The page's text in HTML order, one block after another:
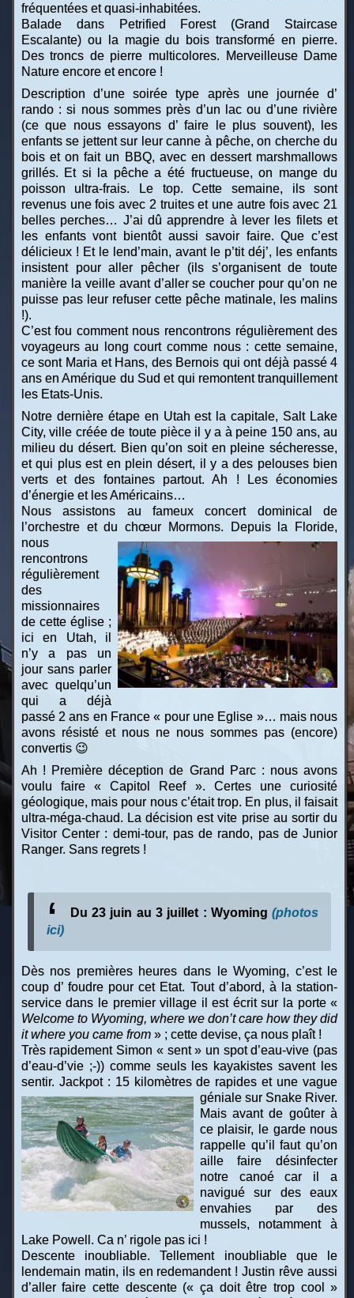
fréquentées et quasi-inhabitées.
Balade dans Petrified Forest (Grand Staircase
Escalante) ou la magie du bois transformé en pierre.
Des troncs de pierre multicolores. Merveilleuse Dame
Nature encore et encore !
Description d’une soirée type après une journée d’
rando : si nous sommes près d’un lac ou d’une rivière
(ce que nous essayons d’ faire le plus souvent), les
enfants se jettent sur leur canne à pêche, on cherche du
bois et on fait un BBQ, avec en dessert marshmallows
grillés. Et si la pêche a été fructueuse, on mange du
poisson ultra-frais. Le top. Cette semaine, ils sont
revenus une fois avec 2 truites et une autre fois avec 21
belles perches… J’ai dû apprendre à lever les filets et
les enfants vont bientôt aussi savoir faire. Que c’est
délicieux ! Et le lend’main, avant le p’tit déj’, les enfants
insistent pour aller pêcher (ils s’organisent de toute
manière la veille avant d’aller se coucher pour qu’on ne
puisse pas leur refuser cette pêche matinale, les malins
!).
C’est fou comment nous rencontrons régulièrement des
voyageurs au long court comme nous : cette semaine,
ce sont Maria et Hans, des Bernois qui ont déjà passé 4
ans en Amérique du Sud et qui remontent tranquillement
les Etats-Unis.
Notre dernière étape en Utah est la capitale, Salt Lake
City, ville créée de toute pièce il y a à peine 150 ans, au
milieu du désert. Bien qu’on soit en pleine sécheresse,
et qui plus est en plein désert, il y a des pelouses bien
verts et des fontaines partout. Ah ! Les économies
d’énergie et les Américains…
Nous assistons au fameux concert dominical de
l’orchestre et du chœur Mormons.
Depuis la Floride,
nous
rencontrons
régulièrement
des
missionnaires
de cette église ;
ici en Utah, il
n’y a pas un
jour sans parler
avec quelqu’un
qui a déjà
passé 2 ans en France « pour une Eglise »… mais nous
avons résisté et nous ne nous sommes pas (encore)
convertis 😉
Ah ! Première déception de Grand Parc : nous avons
voulu faire « Capitol Reef ». Certes une curiosité
géologique, mais pour nous c’était trop. En plus, il faisait
ultra-méga-chaud. La décision est vite prise au sortir du
Visitor Center : demi-tour, pas de rando, pas de Junior
Ranger. Sans regrets !
Du 23 juin au 3 juillet : Wyoming(photos
ici)
Dès nos premières heures dans le Wyoming, c’est le
coup d’ foudre pour cet Etat. Tout d’abord, à la station-
service dans le premier village il est écrit sur la porte «
Welcome to Wyoming, where we don’t care how they did
it where you came from» ; cette devise, ça nous plaît !
Très rapidement Simon « sent » un spot d’eau-vive (pas
d’eau-d’vie ;-)) comme seuls les kayakistes savent les
sentir. Jackpot : 15 kilomètres de rapides et une vague
géniale sur Snake River.
Mais avant de goûter à
ce plaisir, le garde nous
rappelle qu’il faut qu’on
aille faire désinfecter
notre canoé car il a
navigué sur des eaux
envahies par des
mussels, notamment à
Lake Powell. Ca n’ rigole pas ici !
Descente inoubliable. Tellement inoubliable que le
lendemain matin, ils en redemandent ! Justin rêve aussi
d’aller faire cette descente (« ça doit être trop cool »